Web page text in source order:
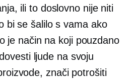
ili to doslovno nije niti
bi se šalilo s vama ako
je način na koji pouzdano
ljude na svoju
znači potrošiti